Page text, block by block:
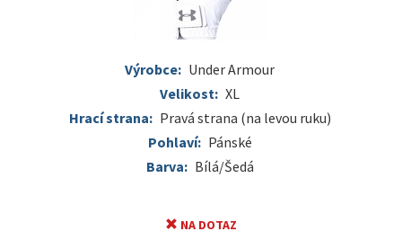
Výrobce: Under Armour
Velikost: XL
Hrací strana: Pravá strana (na levou ruku)
Pohlaví: Pánské
Barva: Bílá/Šedá
NA DOTAZ